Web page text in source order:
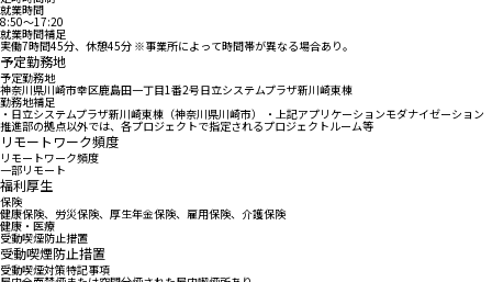
就業時間
8:50〜17:20
就業時間補足
実働7時間45分、休憩45分 ※事業所によって時間帯が異なる場合あり。
予定勤務地
予定勤務地
神奈川県川崎市幸区鹿島田一丁目1番2号日立システムプラザ新川崎東棟
勤務地補足
・日立システムプラザ新川崎東棟（神奈川県川崎市） ・上記アプリケーションモダナイゼーション
推進部の拠点以外では、各プロジェクトで指定されるプロジェクトルーム等
リモートワーク頻度
リモートワーク頻度
一部リモート
福利厚生
保険
健康保険、労災保険、厚生年金保険、雇用保険、介護保険
健康・医療
受動喫煙防止措置
受動喫煙防止措置
受動喫煙対策特記事項